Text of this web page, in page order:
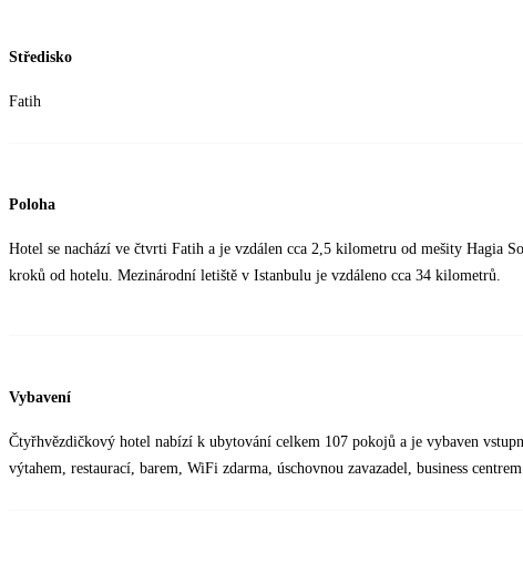
Středisko
Fatih
Poloha
Hotel se nachází ve čtvrti Fatih a je vzdálen cca 2,5 kilometru od mešity Hagia
kroků od hotelu. Mezinárodní letiště v Istanbulu je vzdáleno cca 34 kilometrů.
Vybavení
Čtyřhvězdičkový hotel nabízí k ubytování celkem 107 pokojů a je vybaven
výtahem, restaurací, barem, WiFi zdarma, úschovnou zavazadel, business